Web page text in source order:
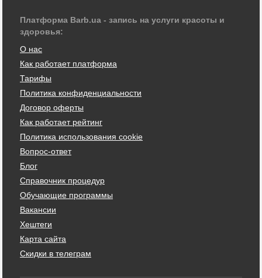
Платформа Barb.ua - запись на услуги красоты и
здоровья:
О нас
Как работает платформа
Тарифы
Политика конфиденциальности
Договор оферты
Как работает рейтинг
Политика использования cookie
Вопрос-ответ
Блог
Справочник процедур
Обучающие программы
Вакансии
Хештеги
Карта сайта
Скидки в телеграм